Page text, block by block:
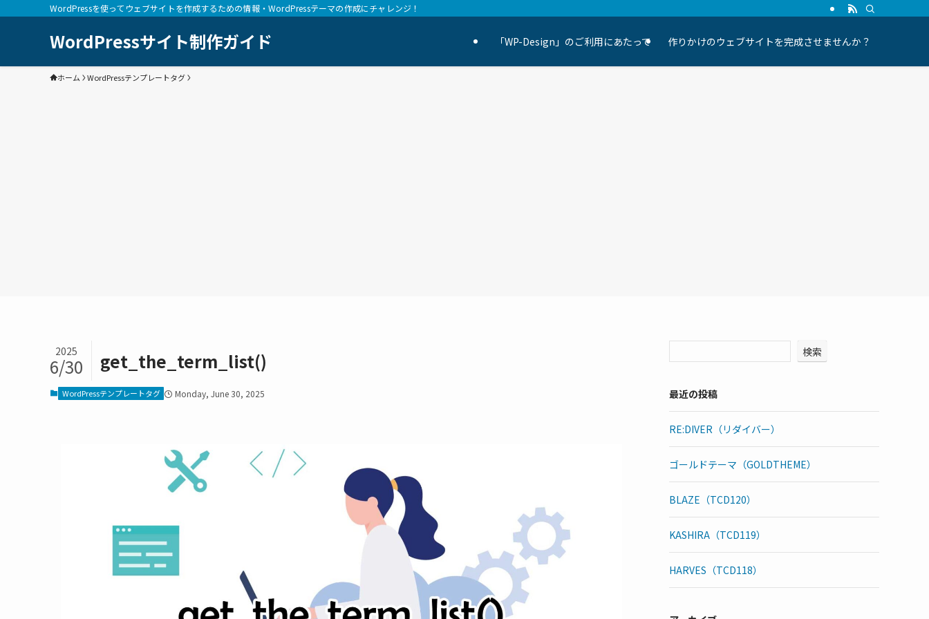
WordPressを使ってウェブサイトを作成するための情報・WordPressテーマの作成にチャレンジ！
WordPressサイト制作ガイド 「WP-Design」のご利用にあたって 作りかけのウェブサイトを完成させませんか？
ホーム WordPressテンプレートタグ
get_the_term_list()
2025
6/30
WordPressテンプレートタグ Monday, June 30, 2025
検索
最近の投稿
RE:DIVER（リダイバー）
ゴールドテーマ（GOLDTHEME）
BLAZE（TCD120）
KASHIRA（TCD119）
HARVES（TCD118）